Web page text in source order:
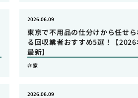
東京で不用品の仕分けから任せら
る回収業者おすすめ5選！【2026
最新】
2026.06.09
家
2026.06.09